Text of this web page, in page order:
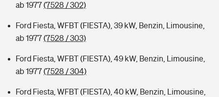
ab 1977(7528 / 302)
Ford Fiesta, WFBT (FIESTA), 39 kW, Benzin, Limousine,
ab 1977(7528 / 303)
Ford Fiesta, WFBT (FIESTA), 49 kW, Benzin, Limousine,
ab 1977(7528 / 304)
Ford Fiesta, WFBT (FIESTA), 40 kW, Benzin, Limousine,